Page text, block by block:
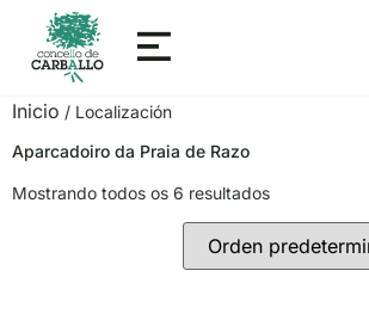
Inicio / Localización
Aparcadoiro da Praia de Razo
Mostrando todos os 6 resultados